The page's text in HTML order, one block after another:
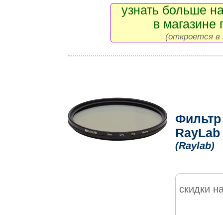
узнать больше
в магазине
(откроется в
(Raylab)
скидки